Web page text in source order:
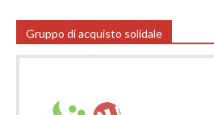
Gruppo di acquisto solidale